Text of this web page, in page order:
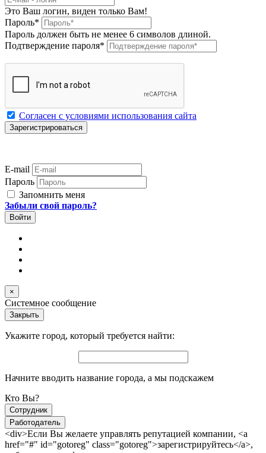
Это Ваш логин, виден только Вам!
Пароль*
Пароль должен быть не менее 6 символов длиной.
Подтверждение пароля*
Согласен с условиями использования сайта
E-mail
Пароль
Запомнить меня
Забыли свой пароль?
×
Системное сообщение
Закрыть
Укажите город, который требуется найти:
Начните вводить название города, а мы подскажем
Кто Вы?
Сотрудник
Работодатель
<div>Если Вы желаете управлять репутацией компании, <a
href="#" id="gotoreg" class="gotoreg">зарегистрируйтесь</a>,